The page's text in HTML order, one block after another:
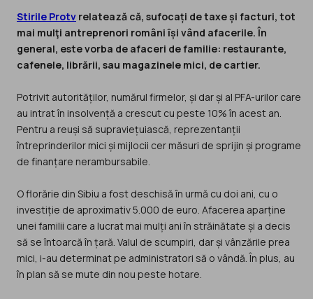
Stirile Protv relatează că, sufocați de taxe și facturi, tot
mai mulţi antreprenori români își vând afacerile. În
general, este vorba de afaceri de familie: restaurante,
cafenele, librării, sau magazinele mici, de cartier.
Potrivit autorităților, numărul firmelor, și dar și al PFA-urilor care
au intrat în insolvență a crescut cu peste 10% în acest an.
Pentru a reuși să supraviețuiască, reprezentanții
întreprinderilor mici și mijlocii cer măsuri de sprijin și programe
de finanțare nerambursabile.
O florărie din Sibiu a fost deschisă în urmă cu doi ani, cu o
investiție de aproximativ 5.000 de euro. Afacerea aparține
unei familii care a lucrat mai mulți ani în străinătate și a decis
să se întoarcă în țară. Valul de scumpiri, dar și vânzările prea
mici, i-au determinat pe administratori să o vândă. În plus, au
în plan să se mute din nou peste hotare.